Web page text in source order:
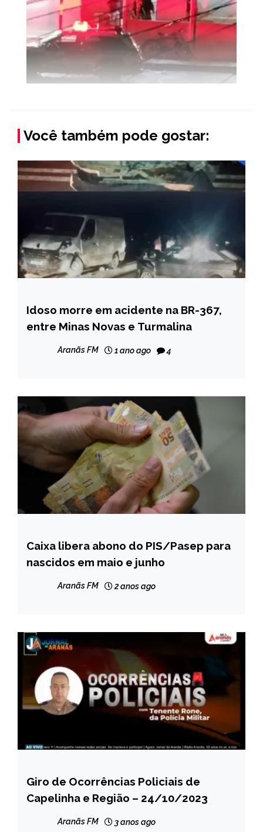
Você também pode gostar:
NOTÍCIAS
Idoso morre em acidente na BR-367,
entre Minas Novas e Turmalina
Aranãs FM 1 ano ago 4
BRASIL
NOTÍCIAS
Caixa libera abono do PIS/Pasep para
nascidos em maio e junho
Aranãs FM 2 anos ago
CAPELINHA
MINAS
Giro de Ocorrências Policiais de
Capelinha e Região – 24/10/2023
Aranãs FM 3 anos ago